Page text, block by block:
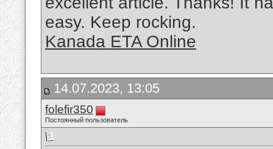
easy. Keep rocking.
Kanada ETA Online
14.07.2023, 13:05
folefir350
Постоянный пользователь